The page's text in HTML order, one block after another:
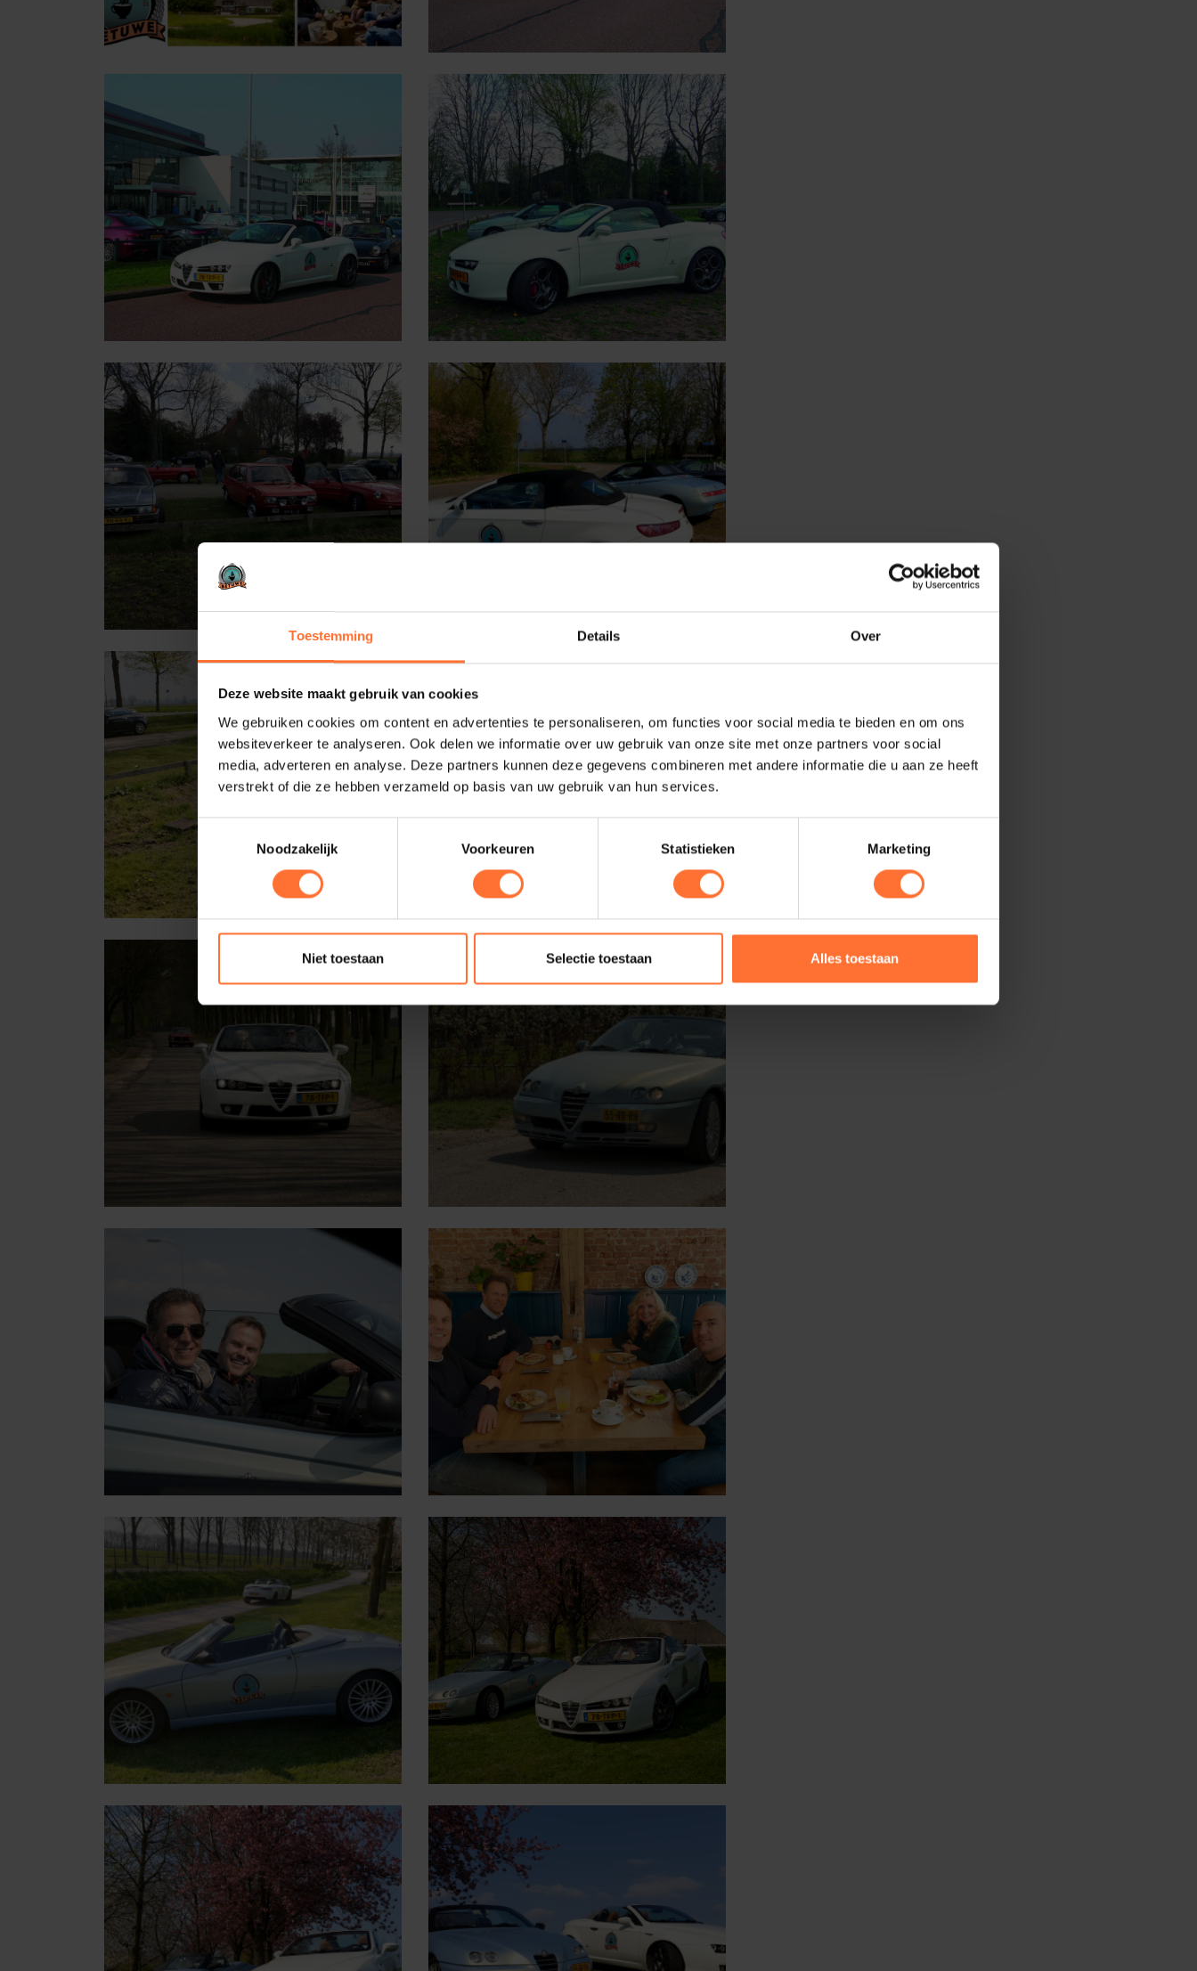
Toestemming Details Over
Deze website maakt gebruik van cookies
We gebruiken cookies om content en advertenties te personaliseren, om functies voor social media te bieden en om ons
websiteverkeer te analyseren. Ook delen we informatie over uw gebruik van onze site met onze partners voor social
media, adverteren en analyse. Deze partners kunnen deze gegevens combineren met andere informatie die u aan ze heeft
verstrekt of die ze hebben verzameld op basis van uw gebruik van hun services.
Toestemmingsselectie
Noodzakelijk
Voorkeuren Statistieken Marketing
Niet toestaan Selectie toestaan Alles toestaan